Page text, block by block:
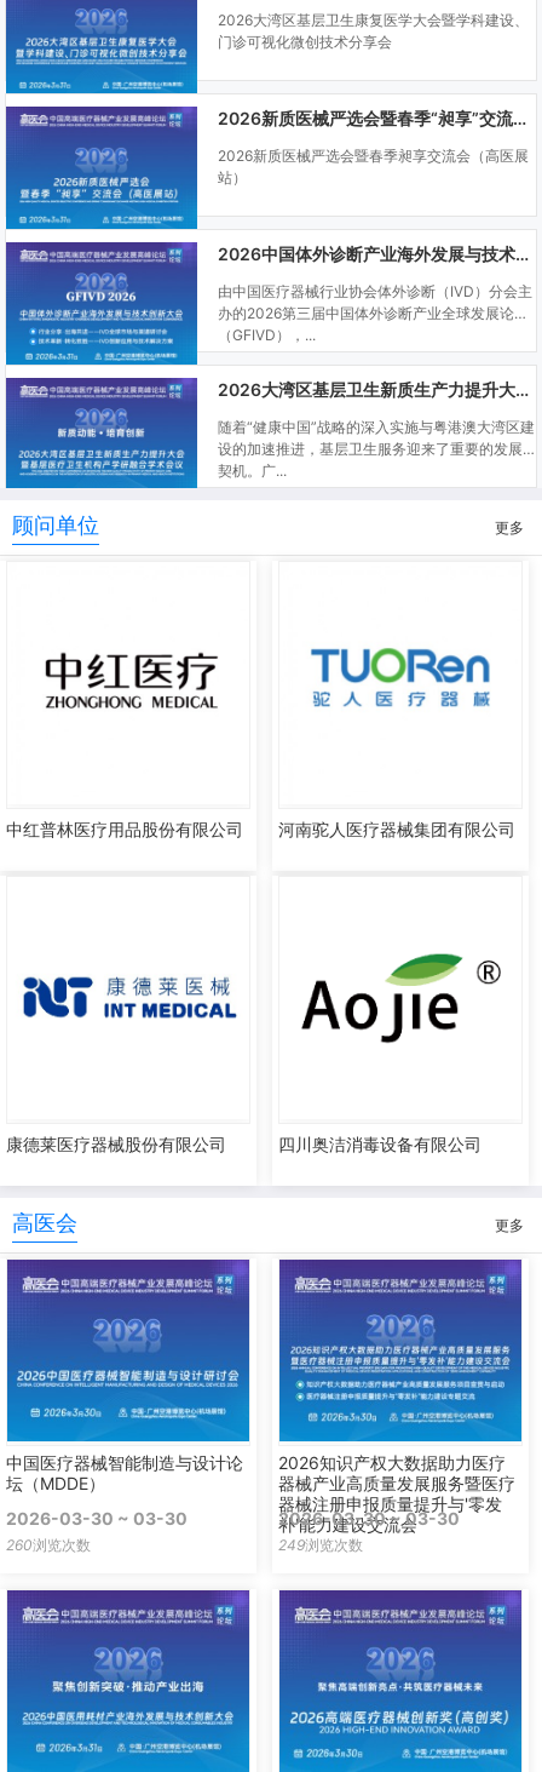
2026大湾区基层卫生康复医学大会暨学科建设、
门诊可视化微创技术分享会
2026新质医械严选会暨春季“昶享”交流会（高医展站）
2026新质医械严选会暨春季昶享交流会（高医展
站）
2026中国体外诊断产业海外发展与技术创新大会
由中国医疗器械行业协会体外诊断（IVD）分会主
办的2026第三届中国体外诊断产业全球发展论坛
（GFIVD），...
2026大湾区基层卫生新质生产力提升大会暨基层医疗卫生机构产学研融合学术会议
随着“健康中国”战略的深入实施与粤港澳大湾区建
设的加速推进，基层卫生服务迎来了重要的发展
契机。广...
顾问单位 更多
中红普林医疗用品股份有限公司 河南驼人医疗器械集团有限公司
康德莱医疗器械股份有限公司 四川奥洁消毒设备有限公司
高医会 更多
中国医疗器械智能制造与设计论
坛（MDDE）
2026-03-30 ~ 03-30
260浏览次数
2026知识产权大数据助力医疗
器械产业高质量发展服务暨医疗
器械注册申报质量提升与'零发
补'能力建设交流会
2026-03-30 ~ 03-30
249浏览次数